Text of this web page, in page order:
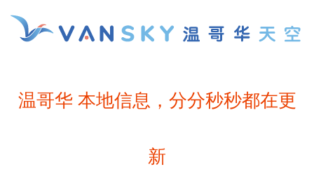
温哥华 本地信息，分分秒秒都在更
新